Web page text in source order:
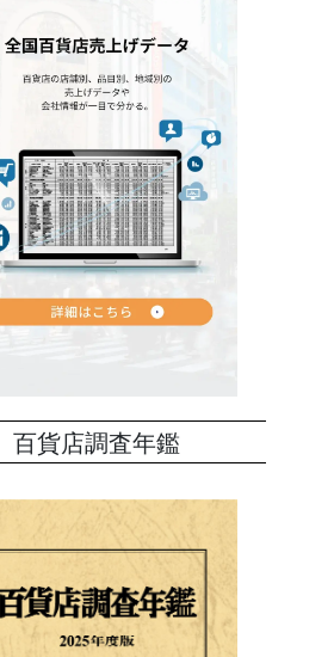
百貨店調査年鑑